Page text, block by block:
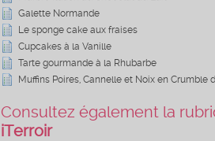
Galette Normande
Le sponge cake aux fraises
Cupcakes à la Vanille
Tarte gourmande à la Rhubarbe
Muffins Poires, Cannelle et Noix en Crumble
Consultez également la
iTerroir